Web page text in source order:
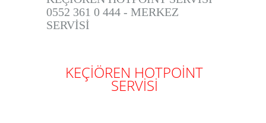
0552 361 0 444 - MERKEZ
SERVİSİ
KEÇİÖREN HOTPOİNT
SERVİSİ